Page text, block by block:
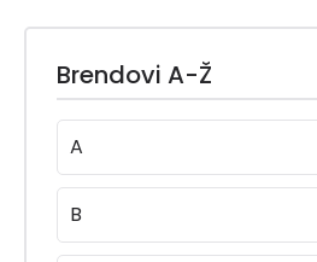
Brendovi A-Ž
A
B